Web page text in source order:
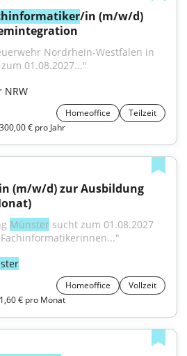
/in (m/w/d)
01.08.2027..."
NRW
Homeoffice
Teilzeit
€ pro Jahr
(m/w/d) zur Ausbildung
Münster
Homeoffice
Vollzeit
€ pro Monat